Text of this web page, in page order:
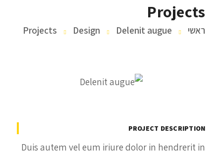
Projects
ראשי Projects Design Delenit augue
PROJECT DESCRIPTION
Duis autem vel eum iriure dolor in hendrerit in